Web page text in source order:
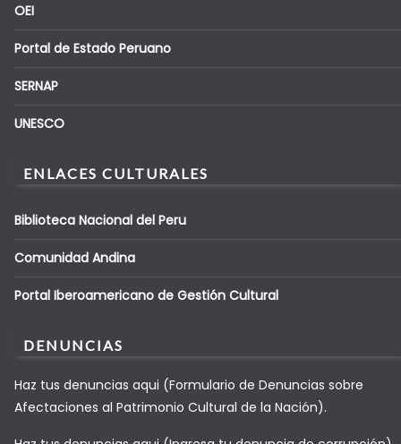
OEI
Portal de Estado Peruano
SERNAP
UNESCO
ENLACES CULTURALES
Biblioteca Nacional del Peru
Comunidad Andina
Portal Iberoamericano de Gestión Cultural
DENUNCIAS
Haz tus denuncias aqui (Formulario de Denuncias sobre
Afectaciones al Patrimonio Cultural de la Nación).